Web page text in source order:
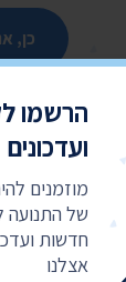
הרשמו
ועדכונים
מוזמנים
של התנועה
חדשות
אצלנו
כן,